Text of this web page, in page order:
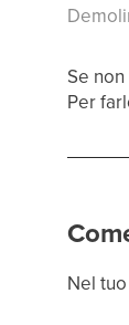
Se
Per
Nel tuo